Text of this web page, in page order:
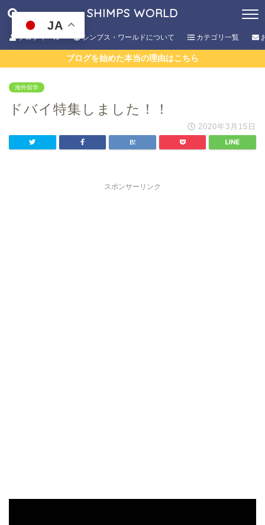
SHIMPS WORLD
プロフィール シンプス・ワールドについて カテゴリ一覧
ブログを始めた本当の理由はこちら
海外留学
ドバイ特集しました！！
2020年3月15日
スポンサーリンク
JA